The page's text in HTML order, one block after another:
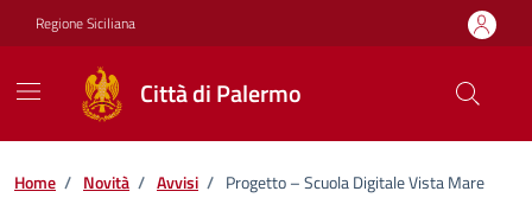
Vai ai contenuti
Vai al footer
Regione Siciliana
Città di Palermo
Home / Novità / Avvisi / Progetto – Scuola Digitale Vista Mare